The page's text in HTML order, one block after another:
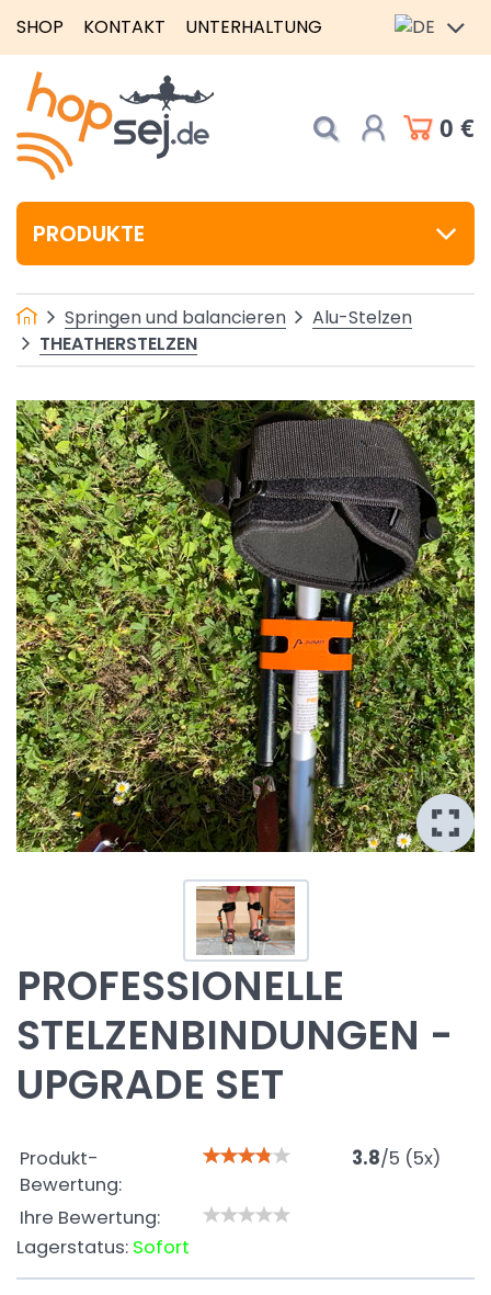
SHOP KONTAKT UNTERHALTUNG
0 €
PRODUKTE
Springen und balancieren
Alu-Stelzen
THEATHERSTELZEN
PROFESSIONELLE
STELZENBINDUNGEN -
UPGRADE SET
Produkt-
Bewertung:
3.8/5 (5x)
Ihre Bewertung:
Lagerstatus: Sofort